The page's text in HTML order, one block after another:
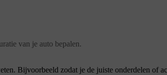
van je auto bepalen.
Bijvoorbeeld zodat je de juiste onderdelen of